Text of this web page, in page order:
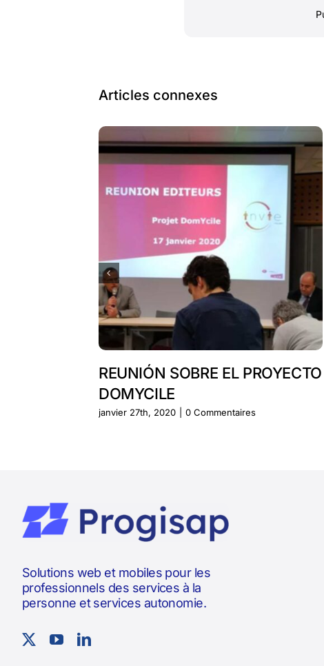
Articles connexes
REUNIÓN SOBRE EL PROYECTO
DOMYCILE
janvier 27th, 2020 0 Commentaires
Solutions web et mobiles pour les
professionnels des services à la
personne et services autonomie.